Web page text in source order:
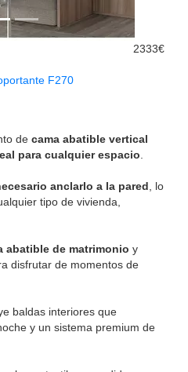
2333€
F270
de cama abatible vertical
para cualquier espacio
anclarlo a la pared , lo
tipo de vivienda,
abatible de matrimonio y
disfrutar de momentos de
baldas interiores que
y un sistema premium de